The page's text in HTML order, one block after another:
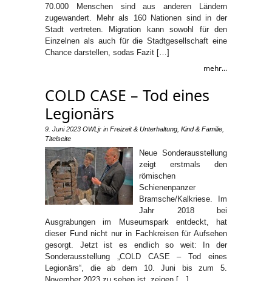
70.000 Menschen sind aus anderen Ländern
zugewandert. Mehr als 160 Nationen sind in der
Stadt vertreten. Migration kann sowohl für den
Einzelnen als auch für die Stadtgesellschaft eine
Chance darstellen, sodas Fazit […]
mehr...
COLD CASE – Tod eines
Legionärs
9. Juni 2023 OWLjr in Freizeit & Unterhaltung Kind & Familie
Titelseite
Neue Sonderausstellung
zeigt erstmals den
römischen
Schienenpanzer
Bramsche/Kalkriese. Im
Jahr 2018 bei
Ausgrabungen im Museumspark entdeckt, hat
dieser Fund nicht nur in Fachkreisen für Aufsehen
gesorgt. Jetzt ist es endlich so weit: In der
Sonderausstellung „COLD CASE – Tod eines
Legionärs“, die ab dem 10. Juni bis zum 5.